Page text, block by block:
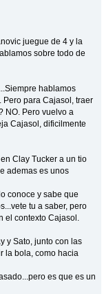
juegue de 4 y la
sobre todo de
hablamos
Pero para Cajasol, traer
NO. Pero vuelvo a
Cajasol, dificilmente
Clay Tucker a un tio
ademas es unos
conoce y sabe que
tu a saber, pero
el contexto Cajasol.
y Sato, junto con las
la bola, como hacia
es que es un